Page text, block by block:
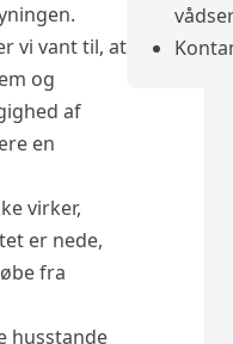
vi vant til, at
og
af
en
virker,
er nede,
fra
husstande